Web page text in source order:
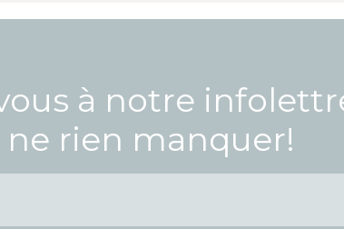
à notre
ne rien manquer!